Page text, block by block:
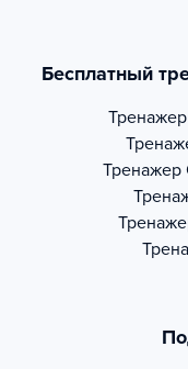
Бесплатный
Тренажер
Тренажер